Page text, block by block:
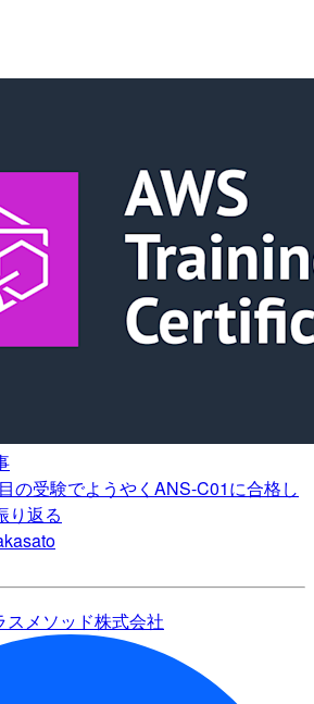
の受験でようやくANS-C01に合格し
り返る
スメソッド株式会社